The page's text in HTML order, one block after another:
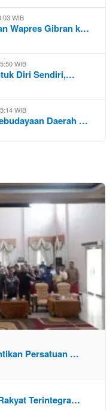
WIB
Wapres Gibran k…
WIB
Diri Sendiri,…
WIB
Daerah …
Persatuan …
Terintegra…